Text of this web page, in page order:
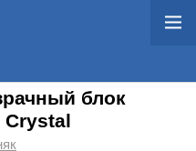
блок
Crystal